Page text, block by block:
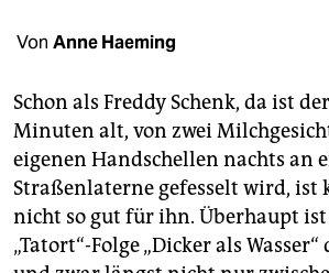
unterstützen
abo
genossenschaft
epaper login
Von Anne Haeming
Schon als Freddy Schenk, da ist
Minuten alt, von zwei
eigenen Handschellen nachts an
Straßenlaterne gefesselt wird, ist
nicht so gut für ihn. Überhaupt
„Tatort“-Folge „Dicker als